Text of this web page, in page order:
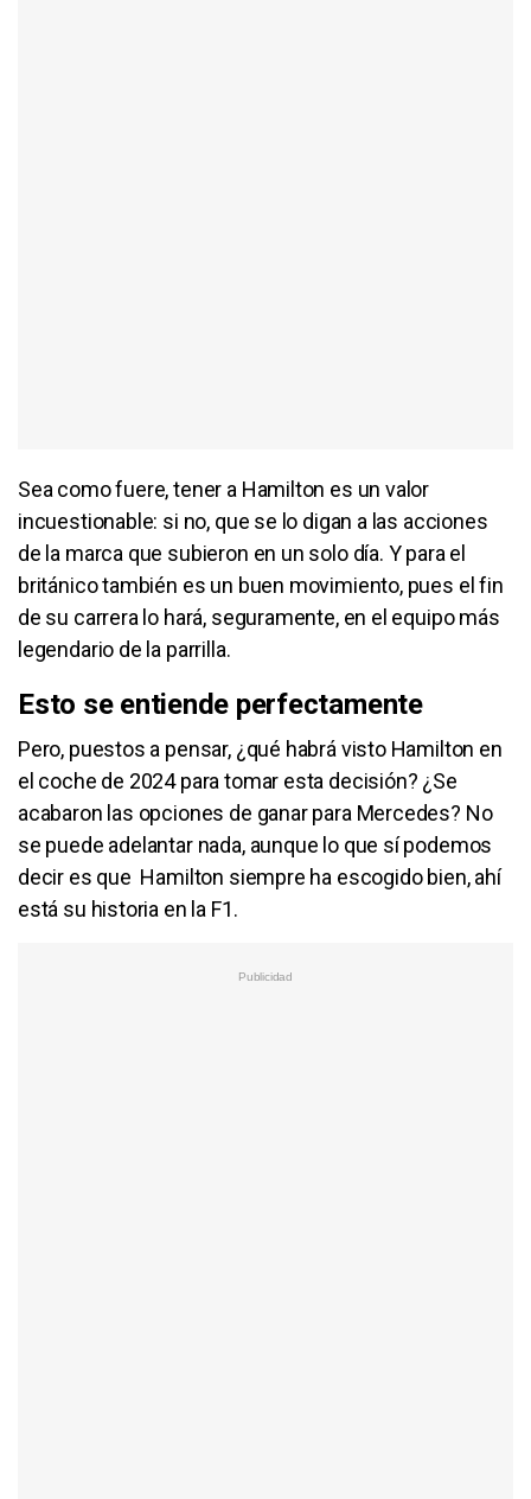
Sea como fuere, tener a Hamilton es un valor
incuestionable: si no, que se lo digan a las acciones
de la marca que subieron en un solo día. Y para el
británico también es un buen movimiento, pues el fin
de su carrera lo hará, seguramente, en el equipo más
legendario de la parrilla.
Esto se entiende perfectamente
Pero, puestos a pensar, ¿qué habrá visto Hamilton en
el coche de 2024 para tomar esta decisión? ¿Se
acabaron las opciones de ganar para Mercedes? No
se puede adelantar nada, aunque lo que sí podemos
decir es que Hamilton siempre ha escogido bien, ahí
está su historia en la F1.